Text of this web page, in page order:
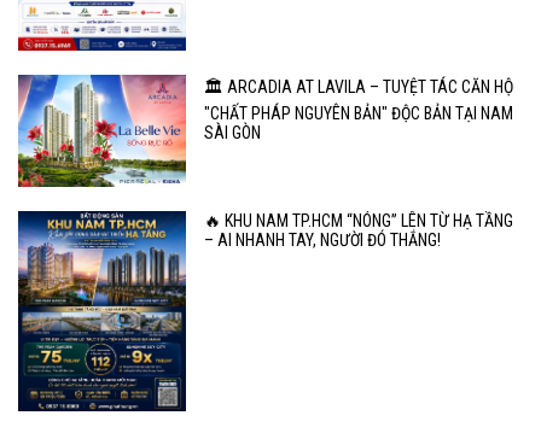
🏛️ ARCADIA AT LAVILA – TUYỆT TÁC CĂN HỘ
"CHẤT PHÁP NGUYÊN BẢN" ĐỘC BẢN TẠI NAM
SÀI GÒN
🔥 KHU NAM TP.HCM “NÓNG” LÊN TỪ HẠ TẦNG
– AI NHANH TAY, NGƯỜI ĐÓ THẮNG!